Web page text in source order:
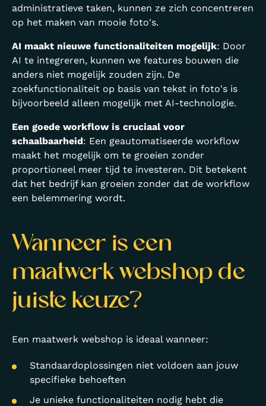
administratieve taken, kunnen ze zich concentreren
op het maken van mooie foto's.
AI maakt nieuwe functionaliteiten mogelijk: Door
AI te integreren, kunnen we features bouwen die
anders niet mogelijk zouden zijn. De
zoekfunctionaliteit op basis van tekst in foto's is
bijvoorbeeld alleen mogelijk met AI-technologie.
Een goede workflow is cruciaal voor
schaalbaarheid: Een geautomatiseerde workflow
maakt het mogelijk om te groeien zonder
proportioneel meer tijd te investeren. Dit betekent
dat het bedrijf kan groeien zonder dat de workflow
een belemmering wordt.
Wanneer is een
maatwerk webshop de
juiste keuze?
Een maatwerk webshop is ideaal wanneer:
Standaardoplossingen niet voldoen aan jouw
specifieke behoeften
Je unieke functionaliteiten nodig hebt die